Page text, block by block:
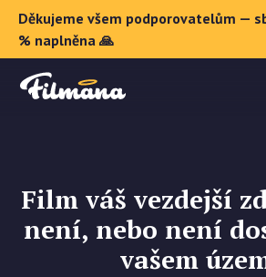
Děkujeme všem podporovatelům —
% naplněna 🙏
O Filmaně
Dárkové poukazy
Registrovat se
Film váš vezdejší
není, nebo není
vašem